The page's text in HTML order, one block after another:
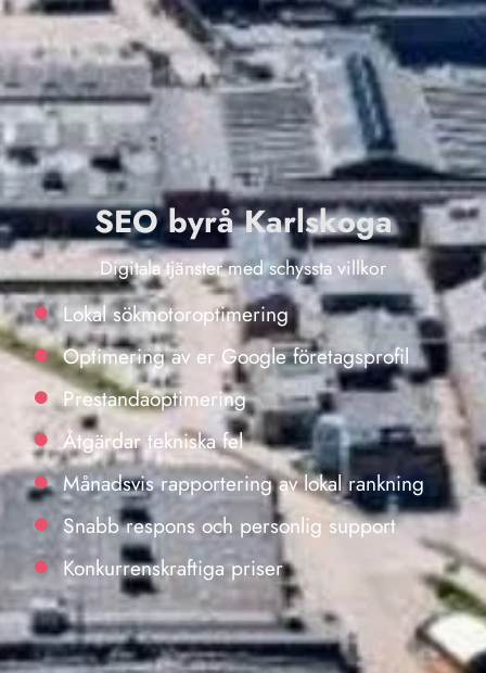
SEO byrå Karlskoga
Digitala tjänster med schyssta villkor
Lokal sökmotoroptimering
Optimering av er Google företagsprofil
Prestandaoptimering
Åtgärdar tekniska fel
Månadsvis rapportering av lokal rankning
Snabb respons och personlig support
Konkurrenskraftiga priser